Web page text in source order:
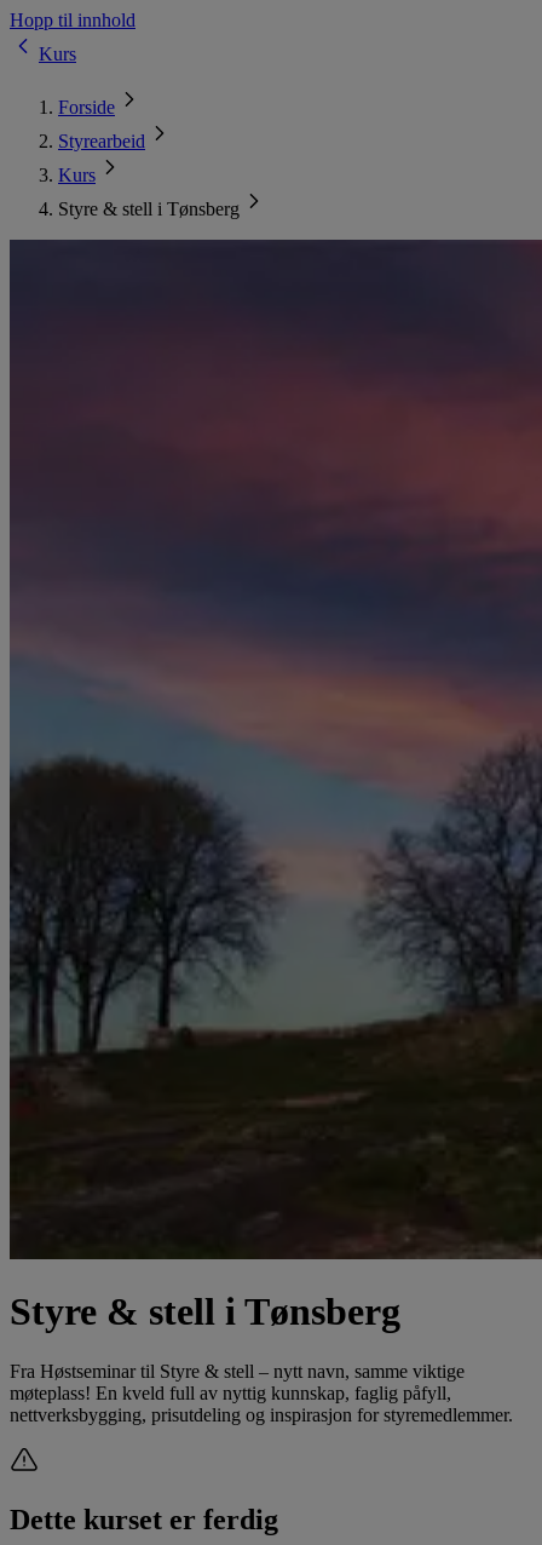
Hopp til innhold
Kurs
Forside
Styrearbeid
Kurs
Styre & stell i Tønsberg
Styre & stell i Tønsberg
Fra Høstseminar til Styre & stell – nytt navn, samme viktige
møteplass! En kveld full av nyttig kunnskap, faglig påfyll,
nettverksbygging, prisutdeling og inspirasjon for styremedlemmer.
Dette kurset er ferdig